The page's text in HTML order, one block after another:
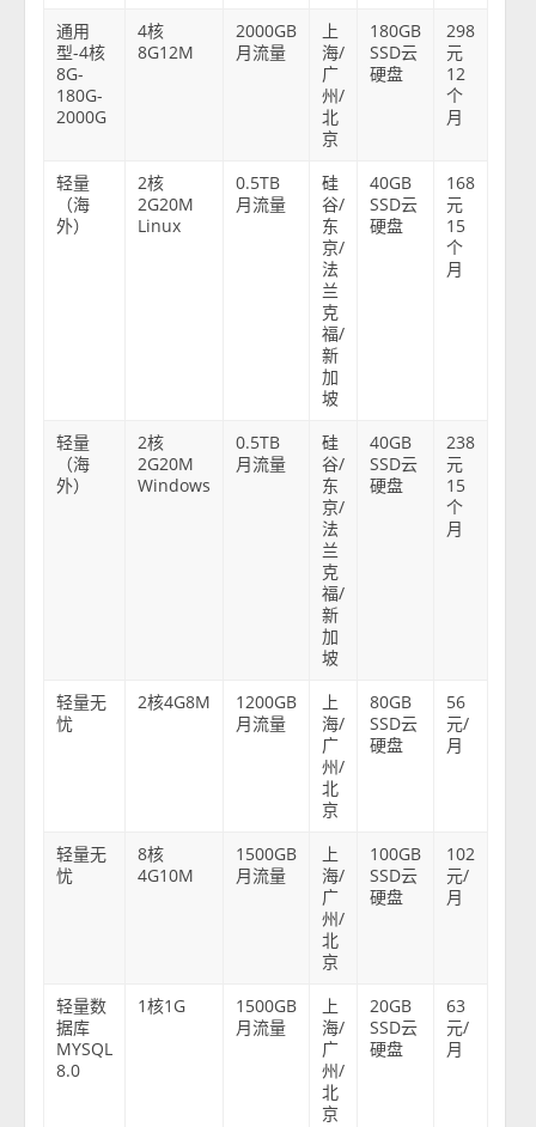
通用
型-4核
8G-
180G-
2000G
4核
8G12M
2000GB
月流量
上
海/
广
州/
北
京
180GB
SSD云
硬盘
298
元
12
个
月
轻量
（海
外）
2核
2G20M
Linux
0.5TB
月流量
硅
谷/
东
京/
法
兰
克
福/
新
加
坡
40GB
SSD云
硬盘
168
元
15
个
月
轻量
（海
外）
2核
2G20M
Windows
0.5TB
月流量
硅
谷/
东
京/
法
兰
克
福/
新
加
坡
40GB
SSD云
硬盘
238
元
15
个
月
轻量无
忧
2核4G8M
1200GB
月流量
上
海/
广
州/
北
京
80GB
SSD云
硬盘
56
元/
月
轻量无
忧
8核
4G10M
1500GB
月流量
上
海/
广
州/
北
京
100GB
SSD云
硬盘
102
元/
月
轻量数
据库
MYSQL
8.0
1核1G
1500GB
月流量
上
海/
广
州/
北
京
20GB
SSD云
硬盘
63
元/
月